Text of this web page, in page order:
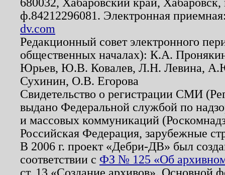
ф.84212296081. Электронная
dv.com
Редакционный совет электронного
общественных началах): К.А.
Юрьев, Ю.В. Ковалев, Л.Н. Левина,
Сухинин, О.В. Егорова
Свидетельство о регистрации СМИ
выдано Федеральной службой по
и массовых коммуникаций
Российская Федерация, зарубежные
В 2006 г. проект «Дебри-ДВ» был
соответствии с ФЗ № 125 «Об
ст. 13 «Создание архивов». Основной